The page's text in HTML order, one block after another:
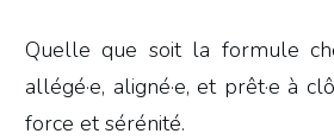
Quelle que soit la formule
allégé·e, aligné·e, et prêt·e à
force et sérénité.